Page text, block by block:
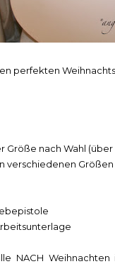
perfekten
Größe nach Wahl
verschiedenen Größen
NACH